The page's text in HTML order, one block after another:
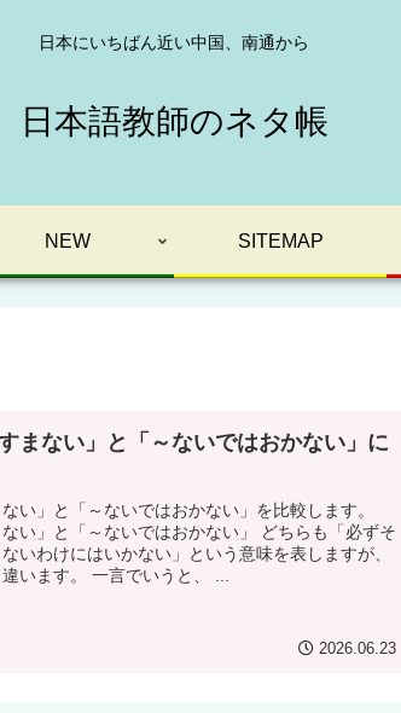
日本にいちばん近い中国、南通から
日本語教師のネタ帳
NEW SITEMAP
まない」と「～ないではおかない」に
ない」と「～ないではおかない」を比較します。
ない」と「～ないではおかない」 どちらも「必ずそ
いわけにはいかない」という意味を表しますが、
います。 一言でいうと、 ...
2026.06.23